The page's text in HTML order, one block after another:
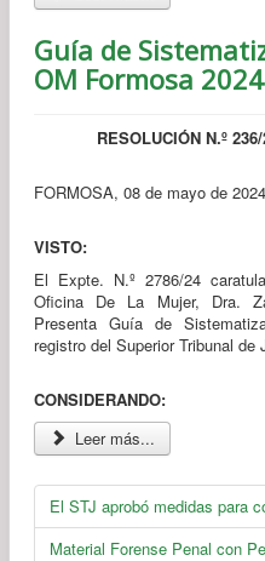
Guía de
OM Formosa 2024
RESOLUCIÓN N.º
FORMOSA, 08 de mayo de 2024
VISTO:
El Expte. N.º 2786/24
Oficina De La Mujer, Dra.
Presenta Guía de
registro del Superior Tribunal de
CONSIDERANDO:
Leer más...
El STJ aprobó medidas para
Material Forense Penal con